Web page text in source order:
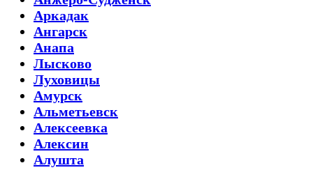
Аркадак
Ангарск
Анапа
Лысково
Луховицы
Амурск
Альметьевск
Алексеевка
Алексин
Алушта